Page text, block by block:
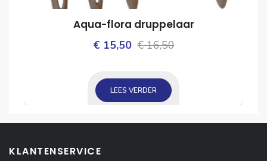
Aqua-flora druppelaar
€16,50Oorspronkelijke
€15,50
Huidige
LEES VERDER
KLANTENSERVICE